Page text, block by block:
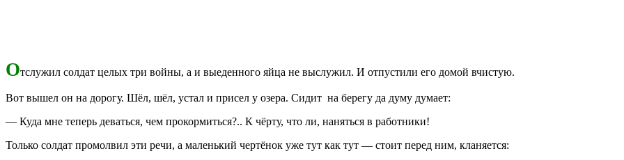
Отслужил солдат целых три войны, а и выеденного яйца не выслужил. И отпустили его домой вчистую.
Вот вышел он на дорогу. Шёл, шёл, устал и присел у озера. Сидит на берегу да думу думает:
— Куда мне теперь деваться, чем прокормиться?.. К чёрту, что ли, наняться в работники!
Только солдат промолвил эти речи, а маленький чертёнок уже тут как тут — стоит перед ним, кланяется: